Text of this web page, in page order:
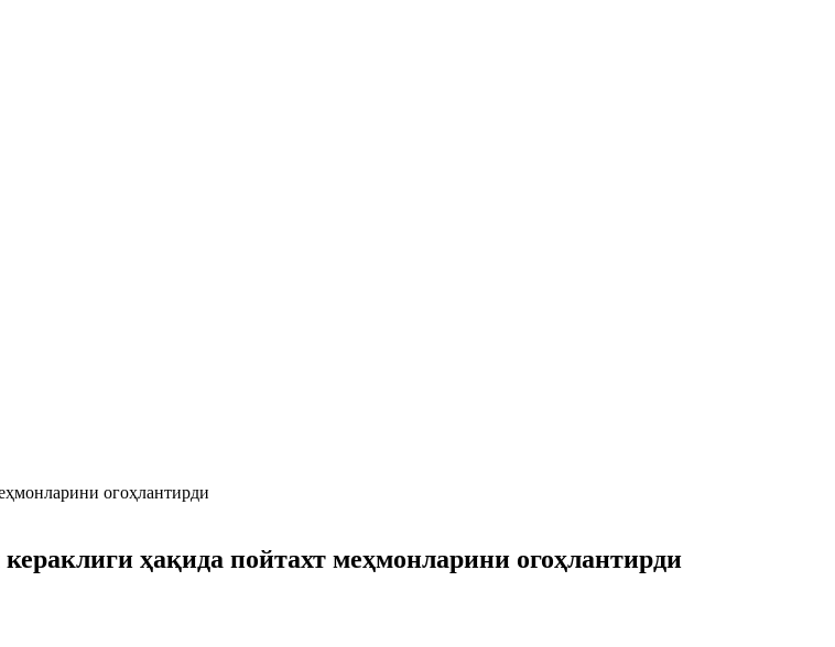
ҳақида пойтахт меҳмонларини огоҳлантирди